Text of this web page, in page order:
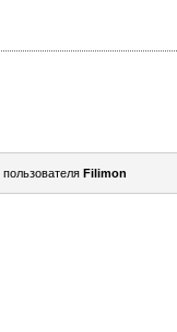
пользователя Filimon